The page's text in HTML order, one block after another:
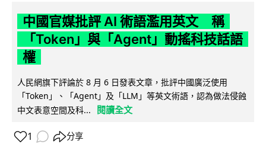
中國官媒批評 AI 術語濫用英文 稱
「Token」與「Agent」動搖科技話語
權
人民網旗下評論於 8 月 6 日發表文章，批評中國廣泛使用
「Token」、「Agent」及「LLM」等英文術語，認為做法侵蝕
中文表意空間及科...
閱讀全文
1 分享